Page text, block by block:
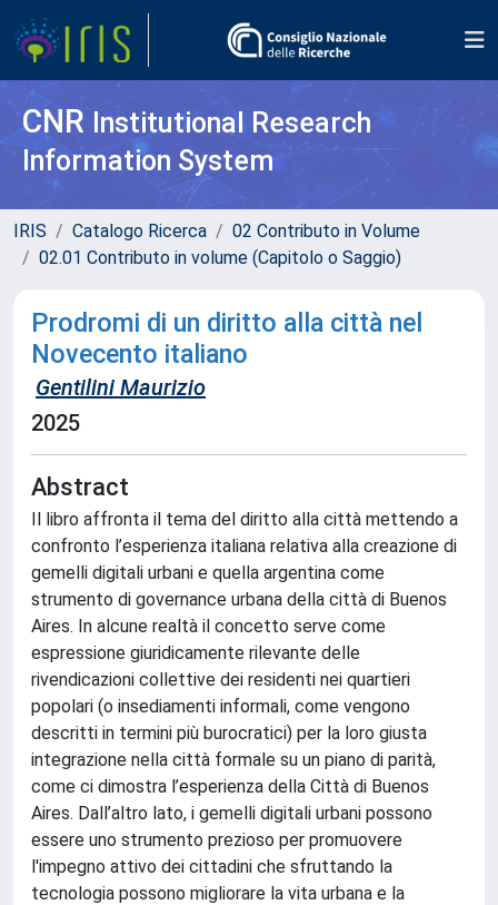
CNR Institutional Research
Information System
IRIS Catalogo Ricerca
02 Contributo in Volume
02.01 Contributo in volume (Capitolo o Saggio)
Prodromi di un diritto alla città nel
Novecento italiano
Gentilini Maurizio
2025
Abstract
Il libro affronta il tema del diritto alla città mettendo a
confronto l’esperienza italiana relativa alla creazione di
gemelli digitali urbani e quella argentina come
strumento di governance urbana della città di Buenos
Aires. In alcune realtà il concetto serve come
espressione giuridicamente rilevante delle
rivendicazioni collettive dei residenti nei quartieri
popolari (o insediamenti informali, come vengono
descritti in termini più burocratici) per la loro giusta
integrazione nella città formale su un piano di parità,
come ci dimostra l’esperienza della Città di Buenos
Aires. Dall’altro lato, i gemelli digitali urbani possono
essere uno strumento prezioso per promuovere
l'impegno attivo dei cittadini che sfruttando la
tecnologia possono migliorare la vita urbana e la